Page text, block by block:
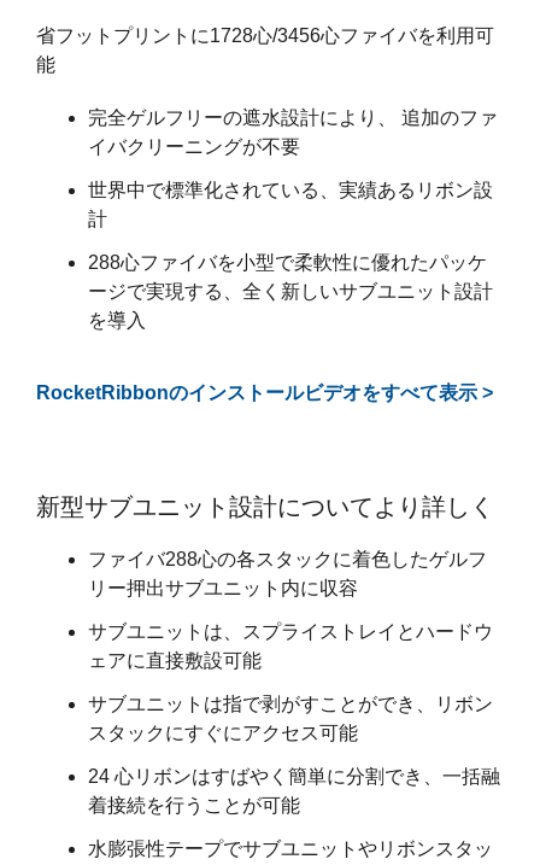
省フットプリントに1728心/3456心ファイバを利用可
能
完全ゲルフリーの遮水設計により、 追加のファ
イバクリーニングが不要
世界中で標準化されている、実績あるリボン設
計
288心ファイバを小型で柔軟性に優れたパッケ
ージで実現する、全く新しいサブユニット設計
を導入
RocketRibbonのインストールビデオをすべて表示 >
新型サブユニット設計についてより詳しく
ファイバ288心の各スタックに着色したゲルフ
リー押出サブユニット内に収容
サブユニットは、スプライストレイとハードウ
ェアに直接敷設可能
サブユニットは指で剥がすことができ、リボン
スタックにすぐにアクセス可能
24 心リボンはすばやく簡単に分割でき、一括融
着接続を行うことが可能
水膨張性テープでサブユニットやリボンスタッ